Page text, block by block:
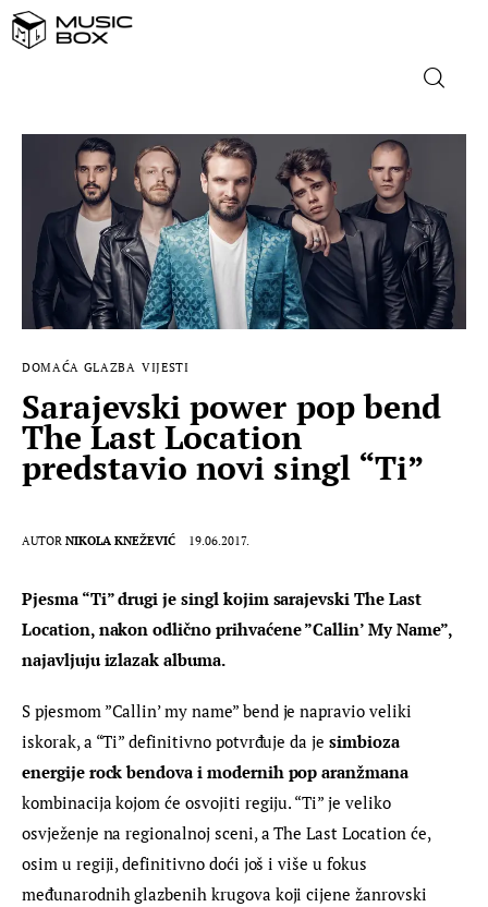
NASLOVNICA
DOMAĆA GLAZBA
STRANA GLAZBA
FILM
MUSIC BOX
DOMAĆA GLAZBA VIJESTI
Sarajevski power pop bend
The Last Location
predstavio novi singl “Ti”
AUTOR NIKOLA KNEŽEVIĆ 19.06.2017.
Pjesma “Ti” drugi je singl kojim sarajevski The Last
Location, nakon odlično prihvaćene ”Callin’ My Name”,
najavljuju izlazak albuma.
S pjesmom ”Callin’ my name” bend je napravio veliki
iskorak, a “Ti” definitivno potvrđuje da je simbioza
energije rock bendova i modernih pop aranžmana
kombinacija kojom će osvojiti regiju. “Ti” je veliko
osvježenje na regionalnoj sceni, a The Last Location će,
osim u regiji, definitivno doći još i više u fokus
međunarodnih glazbenih krugova koji cijene žanrovski